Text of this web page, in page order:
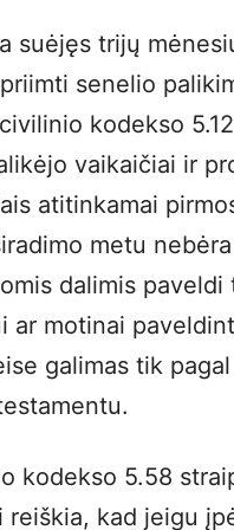
suėjęs trijų
senelio
kodekso
vaikaičiai ir
atitinkamai
metu
dalimis paveldi
ar motinai
galimas tik
kodekso 5.58
kad jeigu